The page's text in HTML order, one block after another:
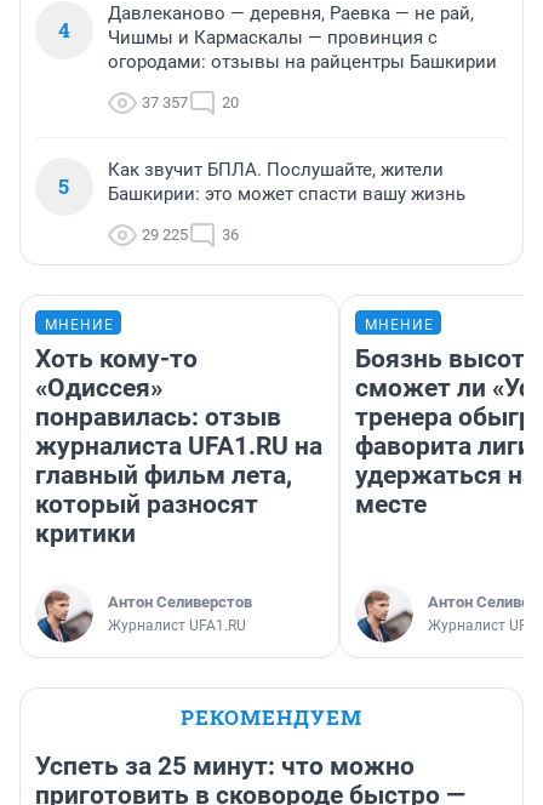
4
Давлеканово — деревня, Раевка — не рай,
Чишмы и Кармаскалы — провинция с
огородами: отзывы на райцентры Башкирии
37 357 20
5
Как звучит БПЛА. Послушайте, жители
Башкирии: это может спасти вашу жизнь
29 225 36
МНЕНИЕ
Хоть кому-то
«Одиссея»
понравилась: отзыв
журналиста UFA1.RU на
главный фильм лета,
который разносят
критики
Антон Селиверстов
Журналист UFA1.RU
МНЕНИЕ
Боязнь
сможет ли
тренера
фаворита лиги
удержаться
месте
Антон
Журналист
РЕКОМЕНДУЕМ
Успеть за 25 минут: что можно
приготовить в сковороде быстро —